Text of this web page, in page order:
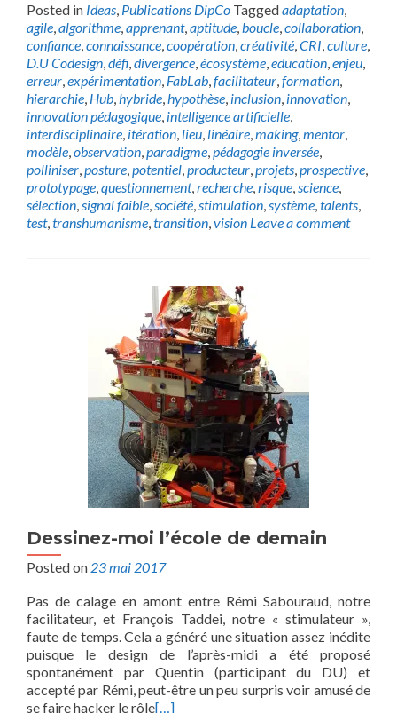
Posted in Ideas, Publications DipCo Taggedadaptation,
agile,algorithme,apprenant,aptitude,boucle,collaboration,
confiance,connaissance,coopération,créativité,CRI,culture,
D.U Codesign,défi,divergence,écosystème,education,enjeu,
erreur,expérimentation, FabLab,facilitateur,formation,
hierarchie, Hub,hybride,hypothèse, inclusion, innovation,
innovation pédagogique, intelligence artificielle,
interdisciplinaire, itération, lieu, linéaire,making,mentor,
modèle,observation,paradigme,pédagogie inversée,
polliniser,posture,potentiel,producteur,projets,prospective,
prototypage,questionnement,recherche,risque,science,
sélection,signal faible,société,stimulation,système,talents,
test,transhumanisme,transition,vision Leave a comment
Dessinez-moi l’école de demain
Posted on 23 mai 2017
Pas de calage en amont entre Rémi Sabouraud, notre
facilitateur, et François Taddei, notre « stimulateur »,
faute de temps. Cela a généré une situation assez inédite
puisque le design de l’après-midi a été proposé
spontanément par Quentin (participant du DU) et
accepté par Rémi, peut-être un peu surpris voir amusé de
se faire hacker le rôle[…]